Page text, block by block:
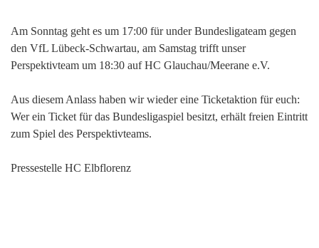
Am Sonntag geht es um 17:00 für under Bundesligateam gegen
den VfL Lübeck-Schwartau, am Samstag trifft unser
Perspektivteam um 18:30 aufHC Glauchau/Meerane e.V.
Aus diesem Anlass haben wir wieder eine Ticketaktion für euch:
Wer ein Ticket für das Bundesligaspiel besitzt, erhält freien Eintritt
zum Spiel des Perspektivteams.
Pressestelle HC Elbflorenz